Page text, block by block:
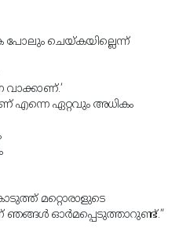
പോലും ചെയ്കയില്ലെന്ന്
എന്നെ ഏറ്റവും അധികം
മറ്റൊരാളുടെ
ഞങ്ങൾ ഓർമപ്പെടുത്താറുണ്ട്.”